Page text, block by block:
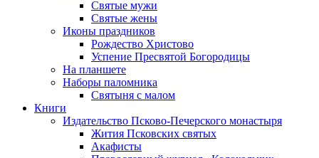
Святые мужи
Святые жены
Иконы праздников
Рождество Христово
Успение Пресвятой Богородицы
На планшете
Наборы паломника
Святыня с малом
Книги
Издательство Псково-Печерского монастыря
Жития Псковских святых
Акафисты